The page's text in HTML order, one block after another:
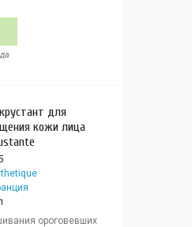
для
кожи лица
ороговевших